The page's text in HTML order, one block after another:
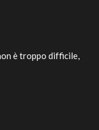
è troppo difficile,